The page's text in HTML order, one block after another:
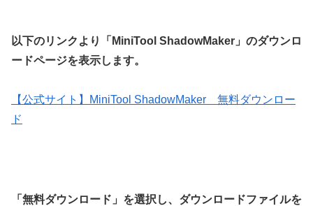
以下のリンクより「MiniTool ShadowMaker」のダウンロ
ードページを表示します。
【公式サイト】MiniTool ShadowMaker 無料ダウンロー
ド
「無料ダウンロード」を選択し、ダウンロードファイルを